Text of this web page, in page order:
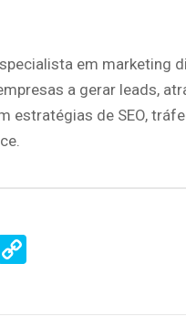
em marketing
a gerar leads,
estratégias de SEO,